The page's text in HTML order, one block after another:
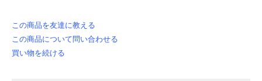
この商品を友達に教える
この商品について問い合わせる
買い物を続ける